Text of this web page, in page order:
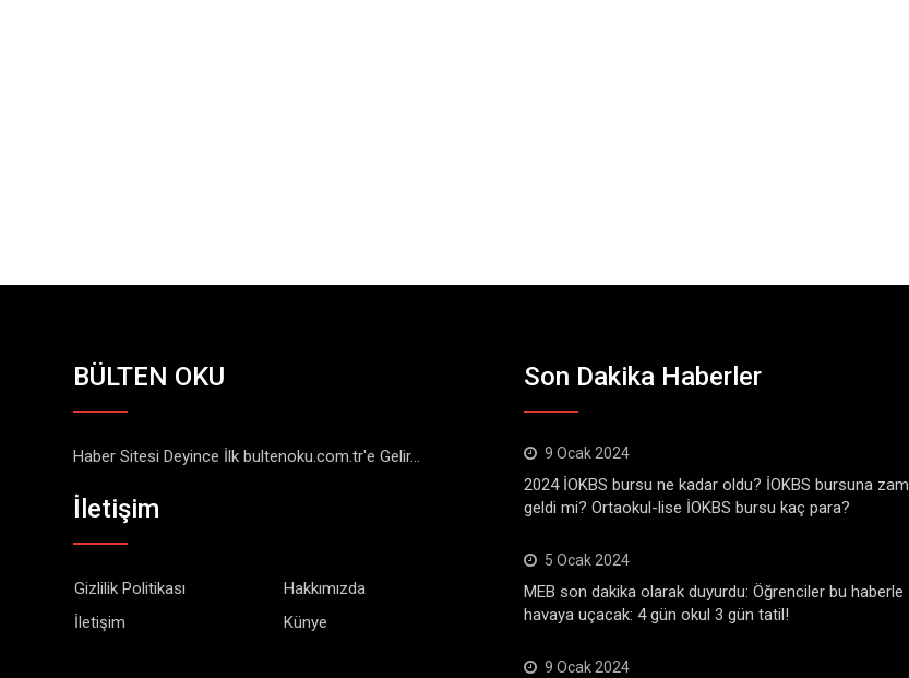
BÜLTEN OKU
Haber Sitesi Deyince İlk bultenoku.com.tr'e Gelir...
İletişim
Gizlilik Politikası
Hakkımızda
İletişim
Künye
Son Dakika Haberler
9 Ocak 2024
2024 İOKBS bursu ne kadar oldu? İOKBS bursuna zam
geldi mi? Ortaokul-lise İOKBS bursu kaç para?
5 Ocak 2024
MEB son dakika olarak duyurdu: Öğrenciler bu haberle
havaya uçacak: 4 gün okul 3 gün tatil!
9 Ocak 2024